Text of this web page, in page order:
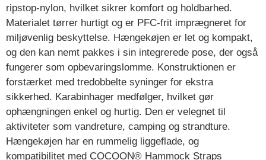
ripstop-nylon, hvilket sikrer komfort og holdbarhed.
Materialet tørrer hurtigt og er PFC-frit imprægneret for
miljøvenlig beskyttelse. Hængekøjen er let og kompakt,
og den kan nemt pakkes i sin integrerede pose, der også
fungerer som opbevaringslomme. Konstruktionen er
forstærket med tredobbelte syninger for ekstra
sikkerhed. Karabinhager medfølger, hvilket gør
ophængningen enkel og hurtig. Den er velegnet til
aktiviteter som vandreture, camping og strandture.
Hængekøjen har en rummelig liggeflade, og
kompatibilitet med COCOON® Hammock Straps